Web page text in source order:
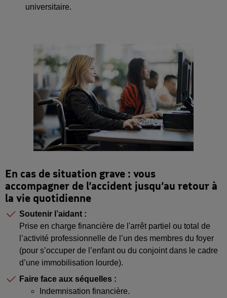
universitaire.
En cas de situation grave : vous
accompagner de l’accident jusqu’au retour à
la vie quotidienne
Soutenir l’aidant :
Prise en charge financière de l'arrêt partiel ou total de
l’activité professionnelle de l’un des membres du foyer
(pour s’occuper de l’enfant ou du conjoint dans le cadre
d’une immobilisation lourde).
Faire face aux séquelles :
Indemnisation financière.